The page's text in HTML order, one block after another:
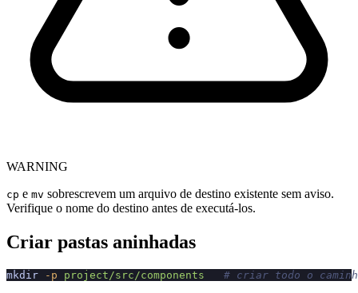
WARNING
cp e mv sobrescrevem um arquivo de destino existente sem aviso.
Verifique o nome do destino antes de executá-los.
Criar pastas aninhadas
mkdir -p project/src/components
# criar todo o